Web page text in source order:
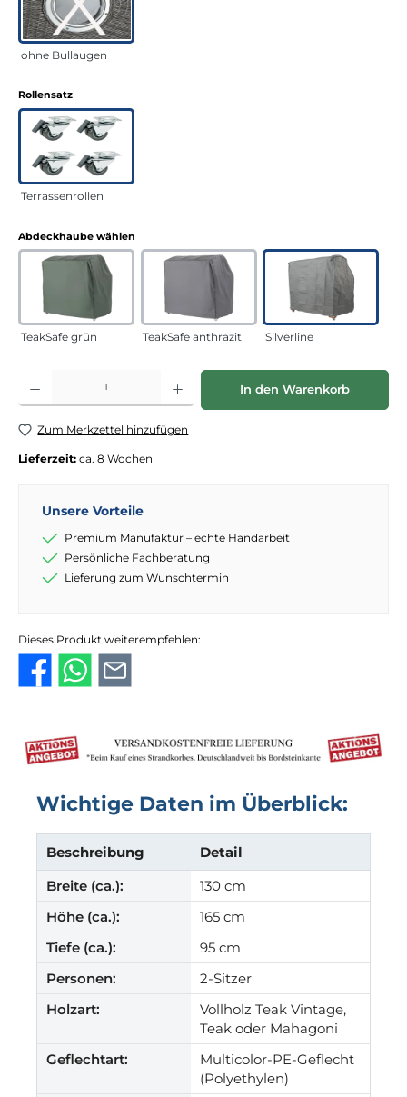
ohne Bullaugen
Rollensatzauswählen
Terrassenrollen
Abdeckhaube wählen
TeakSafe grün TeakSafe anthrazit Silverline
Produkt Anzahl: Gib den gewünschten Wert ein oder benutze die
In den Warenkorb
Zum Merkzettel hinzufügen
Lieferzeit: ca. 8 Wochen
Unsere Vorteile
Premium Manufaktur – echte Handarbeit
Persönliche Fachberatung
Lieferung zum Wunschtermin
Dieses Produkt weiterempfehlen:
Wichtige Daten im Überblick:
Beschreibung
Detail
Breite (ca.):
130 cm
Höhe (ca.):
165 cm
Tiefe (ca.):
95 cm
Personen:
2-Sitzer
Holzart:
Vollholz Teak Vintage,
Teak oder Mahagoni
Geflechtart:
Multicolor-PE-Geflecht
(Polyethylen)